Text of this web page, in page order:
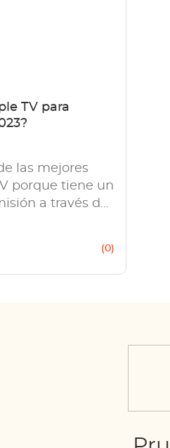
TV para
las mejores
porque tiene un
a través del
cómo lanzar
(0)